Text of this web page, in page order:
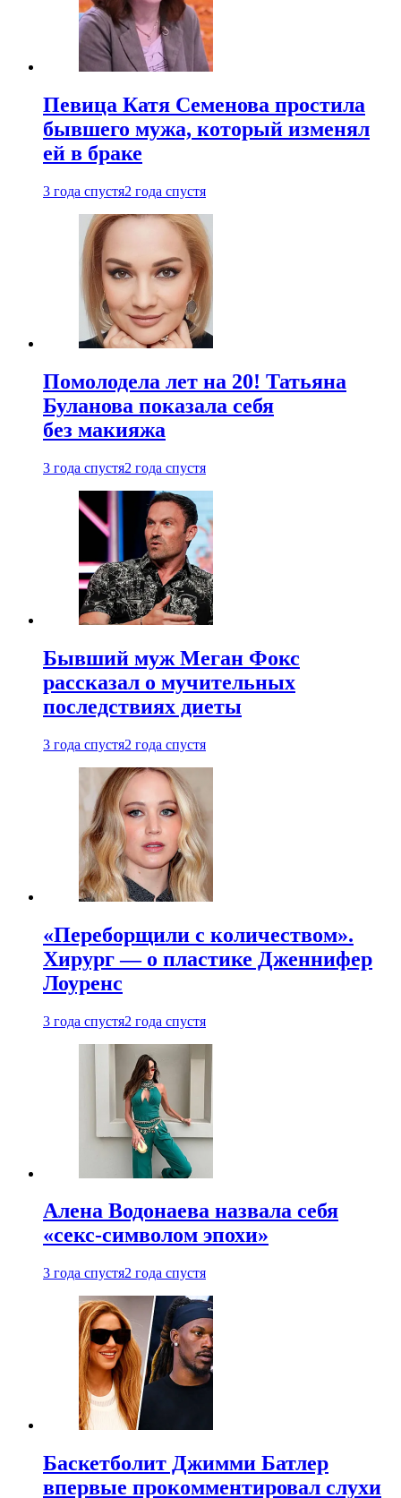
Певица Катя Семенова простила
бывшего мужа, который изменял
ей в браке
3 года спустя2 года спустя
Помолодела лет на 20! Татьяна
Буланова показала себя
без макияжа
3 года спустя2 года спустя
Бывший муж Меган Фокс
рассказал о мучительных
последствиях диеты
3 года спустя2 года спустя
«Переборщили с количеством».
Хирург — о пластике Дженнифер
Лоуренс
3 года спустя2 года спустя
Алена Водонаева назвала себя
«секс-символом эпохи»
3 года спустя2 года спустя
Баскетболит Джимми Батлер
впервые прокомментировал слухи